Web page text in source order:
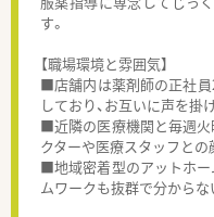
す。
【職場環境と雰囲気】
■店舗内は薬剤師の正社
しており、お互いに声を掛
■近隣の医療機関と毎週火
クターや医療スタッフとの
■地域密着型のアットホー
ムワークも抜群で分からな